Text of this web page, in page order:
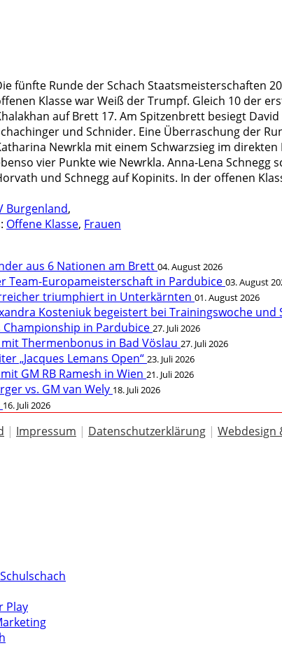
fünfte Runde der Schach Staatsmeisterschaften
Klasse war Weiß der Trumpf. Gleich 10 der
auf Brett 17. Am Spitzenbrett besiegt
und Schnider. Eine Überraschung der
Newrkla mit einem Schwarzsieg im
vier Punkte wie Newrkla. Anna-Lena
und Schnegg auf Kopinits. In der offenen
Burgenland,
Offene Klasse, Frauen
aus 6 Nationen am Brett 04. August 2026
Team-Europameisterschaft in Pardubice 03. August
triumphiert in Unterkärnten 01. August 2026
Kosteniuk begeistert bei Trainingswoche
Championship in Pardubice 27. Juli 2026
Thermenbonus in Bad Vöslau 27. Juli 2026
„Jacques Lemans Open“ 23. Juli 2026
GM RB Ramesh in Wien 21. Juli 2026
vs. GM van Wely 18. Juli 2026
16. Juli 2026
| Impressum | Datenschutzerklärung | Webdesign
Play